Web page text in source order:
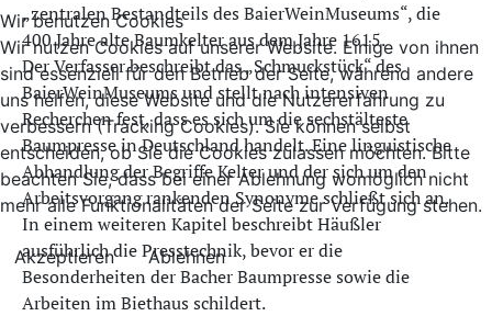
„zentralen Bestandteils des BaierWeinMuseums“, die
400 Jahre alte Baumkelter aus dem Jahre 1615.
Der Verfasser beschreibt das „Schmuckstück“ des
BaierWeinMuseums und stellt nach intensiven
Recherchen fest, dass es sich um die sechstälteste
Baumpresse in Deutschland handelt. Eine linguistische
Abhandlung der Begriffe Kelter und der sich um den
Arbeitsvorgang rankenden Synonyme schließt sich an.
In einem weiteren Kapitel beschreibt Häußler
ausführlich die Presstechnik, bevor er die
Besonderheiten der Bacher Baumpresse sowie die
Arbeiten im Biethaus schildert.
Wir benutzen Cookies
Wir nutzen Cookies auf unserer Website. Einige von ihnen
sind essenziell für den Betrieb der Seite, während andere
uns helfen, diese Website und die Nutzererfahrung zu
verbessern (Tracking Cookies). Sie können selbst
entscheiden, ob Sie die Cookies zulassen möchten. Bitte
beachten Sie, dass bei einer Ablehnung womöglich nicht
mehr alle Funktionalitäten der Seite zur Verfügung stehen.
Akzeptieren Ablehnen